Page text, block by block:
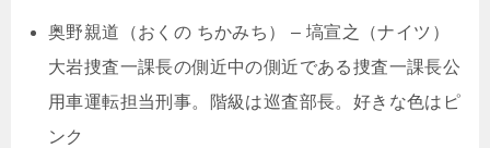
奥野親道（おくの ちかみち） – 塙宣之（ナイツ）
大岩捜査一課長の側近中の側近である捜査一課長公
用車運転担当刑事。階級は巡査部長。好きな色はピ
ンク